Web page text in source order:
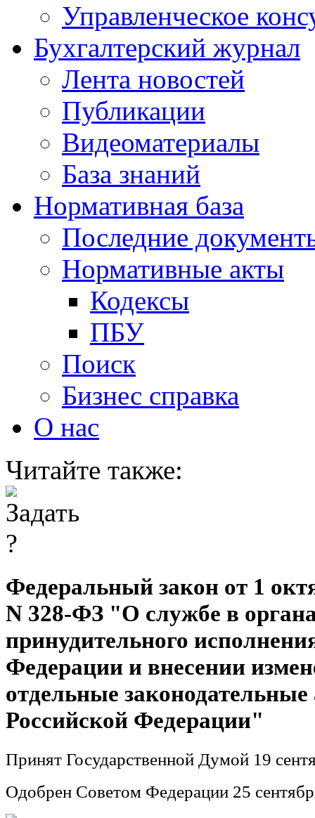
Управленческое
Бухгалтерский журнал
Лента новостей
Публикации
Видеоматериалы
База знаний
Нормативная база
Последние
Нормативные акты
Кодексы
ПБУ
Поиск
Бизнес справка
О нас
Читайте также:
Федеральный закон от 1
N 328-ФЗ "О службе в
принудительного
Федерации и внесении
отдельные
Российской Федерации"
Принят Государственной Думой 19
Одобрен Советом Федерации 25